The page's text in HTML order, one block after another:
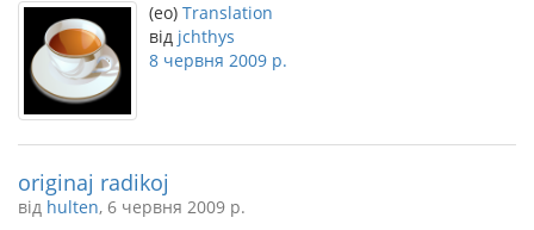
(eo) Translation
від jchthys
8 червня 2009 р.
originaj radikoj
від hulten, 6 червня 2009 р.